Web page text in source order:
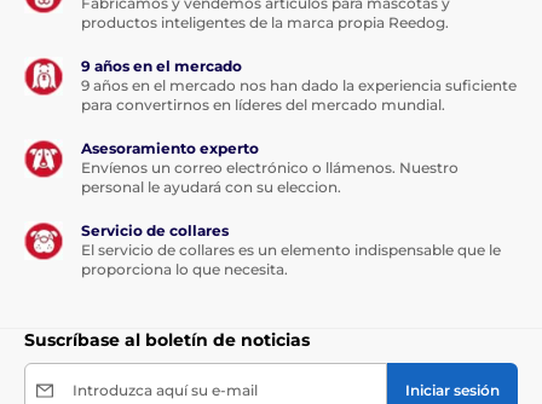
amor...
Gracias a su función multiposición,
atascará en ningún ángulo de tiro. Su perro puede ir
en cualquier dirección, pero ni siquiera un
única de libertad. La correa se adapta de forma
bien, sino que su compañero de cuatro patas también
productos inteligentes de la marca propia Reedog.
9 años en el mercado
9 años en el mercado nos han dado la experiencia suficiente
para convertirnos en líderes del mercado mundial.
Asesoramiento experto
Envíenos un correo electrónico o llámenos. Nuestro
personal le ayudará con su eleccion.
Servicio de collares
El servicio de collares es un elemento indispensable que le
proporciona lo que necesita.
Suscríbase al boletín de noticias
Introduzca aquí su e-mail Iniciar sesión